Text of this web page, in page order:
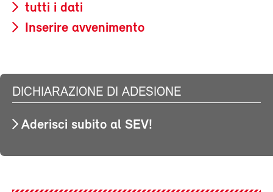
tutti i dati
Inserire avvenimento
DICHIARAZIONE DI ADESIONE
Aderisci subito al SEV!